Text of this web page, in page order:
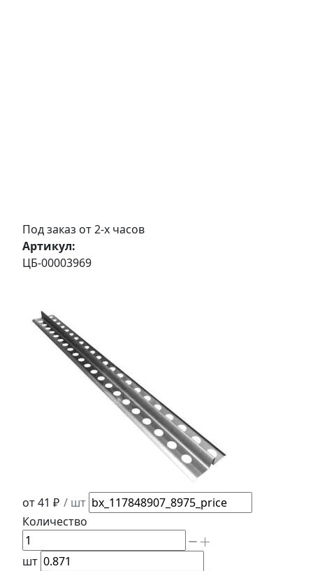
Под заказ от 2-х часов
Артикул:
ЦБ-00003969
от 41 ₽ / шт
Количество
шт